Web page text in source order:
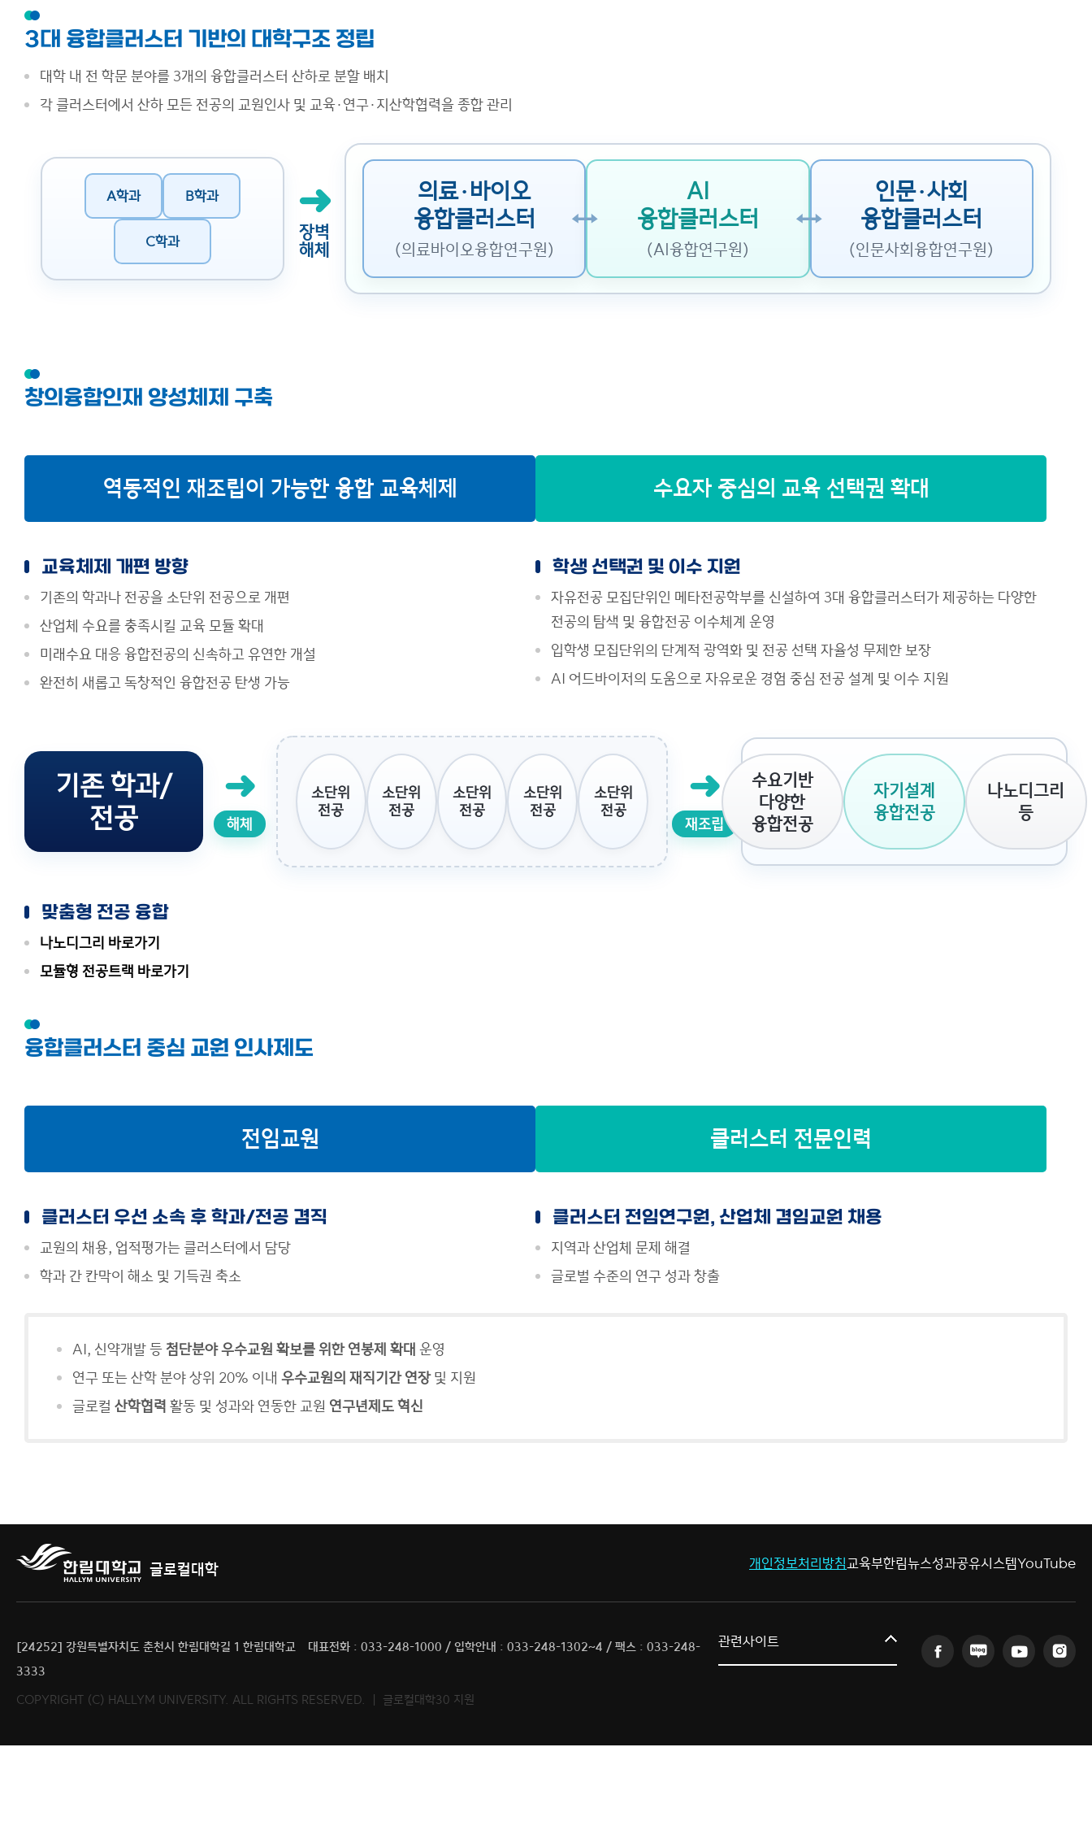
3대 융합클러스터 기반의 대학구조 정립
대학 내 전 학문 분야를 3개의 융합클러스터 산하로 분할 배치
각 클러스터에서 산하 모든 전공의 교원인사 및 교육·연구·지산학협력을 종합 관리
A학과 B학과
C학과
➜
장벽
해체
의료·바이오
융합클러스터
(의료바이오융합연구원)
AI
융합클러스터
(AI융합연구원)
인문·사회
융합클러스터
(인문사회융합연구원)
창의융합인재 양성체제 구축
역동적인 재조립이 가능한 융합 교육체제
교육체제 개편 방향
기존의 학과나 전공을 소단위 전공으로 개편
산업체 수요를 충족시킬 교육 모듈 확대
미래수요 대응 융합전공의 신속하고 유연한 개설
완전히 새롭고 독창적인 융합전공 탄생 가능
수요자 중심의 교육 선택권 확대
학생 선택권 및 이수 지원
자유전공 모집단위인 메타전공학부를 신설하여 3대 융합클러스터가 제공하는 다양한
전공의 탐색 및 융합전공 이수체계 운영
입학생 모집단위의 단계적 광역화 및 전공 선택 자율성 무제한 보장
AI 어드바이저의 도움으로 자유로운 경험 중심 전공 설계 및 이수 지원
기존 학과/
전공
➜
해체
소단위
전공
소단위
전공
소단위
전공
소단위
전공
소단위
전공
➜
재조립
수요기반
다양한
융합전공
자기설계
융합전공
나노디그리
등
맞춤형 전공 융합
나노디그리 바로가기
모듈형 전공트랙 바로가기
융합클러스터 중심 교원 인사제도
전임교원
클러스터 우선 소속 후 학과/전공 겸직
교원의 채용, 업적평가는 클러스터에서 담당
학과 간 칸막이 해소 및 기득권 축소
클러스터 전문인력
클러스터 전임연구원, 산업체 겸임교원 채용
지역과 산업체 문제 해결
글로벌 수준의 연구 성과 창출
AI, 신약개발 등 첨단분야 우수교원 확보를 위한 연봉제 확대 운영
연구 또는 산학 분야 상위 20% 이내 우수교원의 재직기간 연장및 지원
글로컬 산학협력 활동 및 성과와 연동한 교원 연구년제도 혁신
글로컬대학 개인정보처리방침교육부한림뉴스성과공유시스템YouTube
[24252] 강원특별자치도 춘천시 한림대학길 1 한림대학교
대표전화 : 033-248-1000 / 입학안내 : 033-248-1302~4 / 팩스 : 033-248-
3333
COPYRIGHT (C) HALLYM UNIVERSITY. ALL RIGHTS RESERVED. ｜ 글로컬대학30 지원
관련사이트
한림대학교